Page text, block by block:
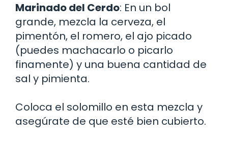
Marinado del Cerdo: En un bol
grande, mezcla la cerveza, el
pimentón, el romero, el ajo picado
(puedes machacarlo o picarlo
finamente) y una buena cantidad de
sal y pimienta.
Coloca el solomillo en esta mezcla y
asegúrate de que esté bien cubierto.